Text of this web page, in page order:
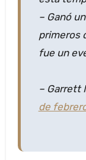
– Ganó
primeros
fue un
– Garrett
de